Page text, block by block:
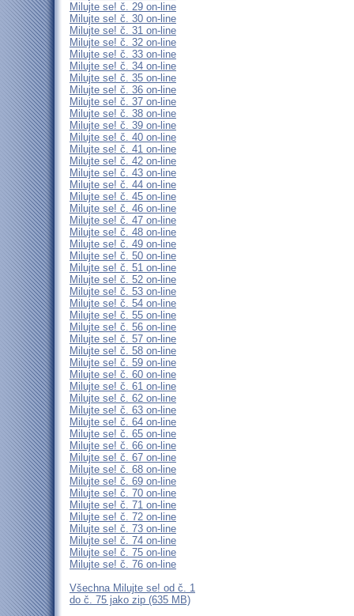
Milujte se! č. 29 on-line
Milujte se! č. 30 on-line
Milujte se! č. 31 on-line
Milujte se! č. 32 on-line
Milujte se! č. 33 on-line
Milujte se! č. 34 on-line
Milujte se! č. 35 on-line
Milujte se! č. 36 on-line
Milujte se! č. 37 on-line
Milujte se! č. 38 on-line
Milujte se! č. 39 on-line
Milujte se! č. 40 on-line
Milujte se! č. 41 on-line
Milujte se! č. 42 on-line
Milujte se! č. 43 on-line
Milujte se! č. 44 on-line
Milujte se! č. 45 on-line
Milujte se! č. 46 on-line
Milujte se! č. 47 on-line
Milujte se! č. 48 on-line
Milujte se! č. 49 on-line
Milujte se! č. 50 on-line
Milujte se! č. 51 on-line
Milujte se! č. 52 on-line
Milujte se! č. 53 on-line
Milujte se! č. 54 on-line
Milujte se! č. 55 on-line
Milujte se! č. 56 on-line
Milujte se! č. 57 on-line
Milujte se! č. 58 on-line
Milujte se! č. 59 on-line
Milujte se! č. 60 on-line
Milujte se! č. 61 on-line
Milujte se! č. 62 on-line
Milujte se! č. 63 on-line
Milujte se! č. 64 on-line
Milujte se! č. 65 on-line
Milujte se! č. 66 on-line
Milujte se! č. 67 on-line
Milujte se! č. 68 on-line
Milujte se! č. 69 on-line
Milujte se! č. 70 on-line
Milujte se! č. 71 on-line
Milujte se! č. 72 on-line
Milujte se! č. 73 on-line
Milujte se! č. 74 on-line
Milujte se! č. 75 on-line
Milujte se! č. 76 on-line
Všechna Milujte se! od č. 1
do č. 75 jako zip (635 MB)